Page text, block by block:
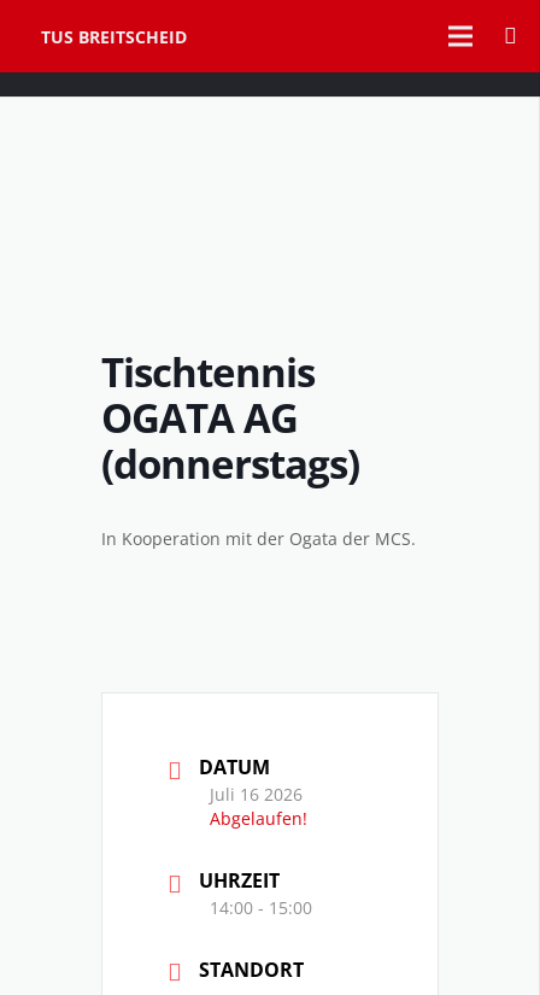
TUS BREITSCHEID
Tischtennis
OGATA AG
(donnerstags)
In Kooperation mit der Ogata der MCS.
DATUM
Juli 16 2026
Abgelaufen!
UHRZEIT
14:00 - 15:00
STANDORT